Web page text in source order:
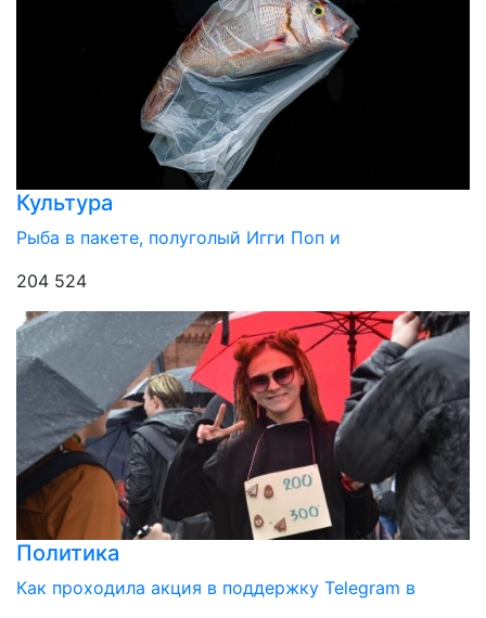
Культура
Рыба в пакете, полуголый Игги Поп и
204 524
Политика
Как проходила акция в поддержку Telegram в